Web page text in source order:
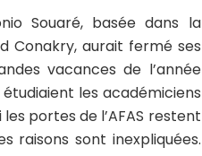
Souaré, basée dans la
Conakry, aurait fermé ses
vacances de l’année
les académiciens
portes de l’AFAS restent
raisons sont inexpliquées.